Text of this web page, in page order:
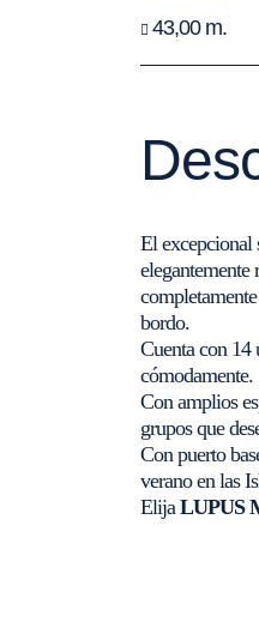
43,00 m.
El excepcional
elegantemente
bordo.
Cuenta con 14
cómodamente.
Con amplios
grupos que
Con puerto
verano en las
ElijaLUPUS